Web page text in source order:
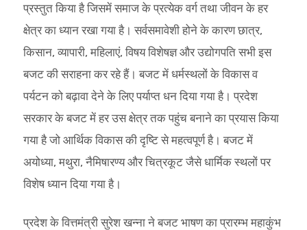
प्रस्तुत किया है जिसमें समाज के प्रत्येक वर्ग तथा जीवन के हर
क्षेत्र का ध्यान रखा गया है। सर्वसमावेशी होने के कारण छात्र,
किसान, व्यापारी, महिलाएं, विषय विशेषज्ञ और उद्योगपति सभी इस
बजट की सराहना कर रहे हैं। बजट में धर्मस्थलों के विकास व
पर्यटन को बढ़ावा देने के लिए पर्याप्त धन दिया गया है। प्रदेश
सरकार के बजट में हर उस क्षेत्र तक पहुंच बनाने का प्रयास किया
गया है जो आर्थिक विकास की दृष्टि से महत्वपूर्ण है। बजट में
अयोध्या, मथुरा, नैमिषारण्य और चित्रकूट जैसे धार्मिक स्थलों पर
विशेष ध्यान दिया गया है।
प्रदेश के वित्तमंत्री सुरेश खन्ना ने बजट भाषण का प्रारम्भ महाकुंभ